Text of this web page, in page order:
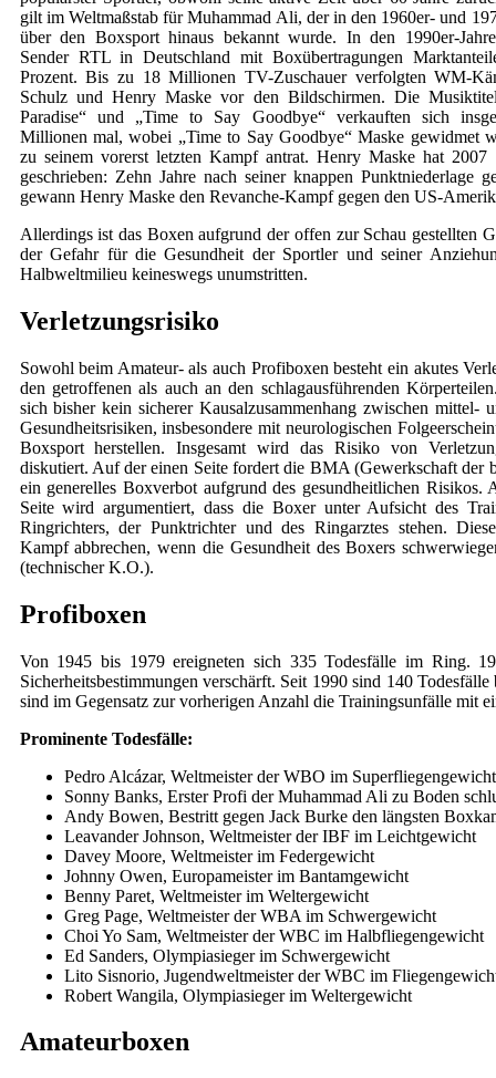
gilt im Weltmaßstab für Muhammad Ali, der in den 1960er- und
über den Boxsport hinaus bekannt wurde. In den 1990er-
Sender RTL in Deutschland mit Boxübertragungen
Prozent. Bis zu 18 Millionen TV-Zuschauer verfolgten WM-
Schulz und Henry Maske vor den Bildschirmen. Die
Paradise“ und „Time to Say Goodbye“ verkauften sich
Millionen mal, wobei „Time to Say Goodbye“ Maske gewidmet
zu seinem vorerst letzten Kampf antrat. Henry Maske hat 2007
geschrieben: Zehn Jahre nach seiner knappen Punktniederlage
gewann Henry Maske den Revanche-Kampf gegen den US-
Allerdings ist das Boxen aufgrund der offen zur Schau gestellten
der Gefahr für die Gesundheit der Sportler und seiner
Halbweltmilieu keineswegs unumstritten.
Verletzungsrisiko
Sowohl beim Amateur- als auch Profiboxen besteht ein akutes
den getroffenen als auch an den schlagausführenden
sich bisher kein sicherer Kausalzusammenhang zwischen mittel-
Gesundheitsrisiken, insbesondere mit neurologischen
Boxsport herstellen. Insgesamt wird das Risiko von
diskutiert. Auf der einen Seite fordert die BMA (Gewerkschaft der
ein generelles Boxverbot aufgrund des gesundheitlichen Risikos.
Seite wird argumentiert, dass die Boxer unter Aufsicht des
Ringrichters, der Punktrichter und des Ringarztes stehen.
Kampf abbrechen, wenn die Gesundheit des Boxers
(technischer K.O.).
Profiboxen
Von 1945 bis 1979 ereigneten sich 335 Todesfälle im Ring.
Sicherheitsbestimmungen verschärft. Seit 1990 sind 140 Todesfälle
sind im Gegensatz zur vorherigen Anzahl die Trainingsunfälle mit
Prominente Todesfälle:
Pedro Alcázar, Weltmeister der WBO im Superfliegengewicht
Sonny Banks, Erster Profi der Muhammad Ali zu Boden
Andy Bowen, Bestritt gegen Jack Burke den längsten
Leavander Johnson, Weltmeister der IBF im Leichtgewicht
Davey Moore, Weltmeister im Federgewicht
Johnny Owen, Europameister im Bantamgewicht
Benny Paret, Weltmeister im Weltergewicht
Greg Page, Weltmeister der WBA im Schwergewicht
Choi Yo Sam, Weltmeister der WBC im Halbfliegengewicht
Ed Sanders, Olympiasieger im Schwergewicht
Lito Sisnorio, Jugendweltmeister der WBC im
Robert Wangila, Olympiasieger im Weltergewicht
Amateurboxen